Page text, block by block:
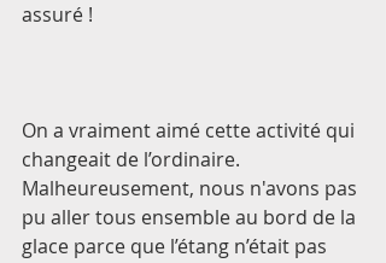
assuré !
On a vraiment aimé cette activité qui
changeait de l’ordinaire.
Malheureusement, nous n'avons pas
pu aller tous ensemble au bord de la
glace parce que l’étang n’était pas